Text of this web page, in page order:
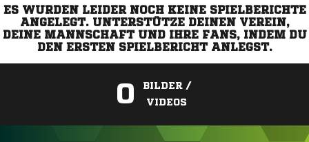
ES WURDEN LEIDER NOCH KEINE SPIELBERICHTE
ANGELEGT. UNTERSTÜTZE DEINEN VEREIN,
DEINE MANNSCHAFT UND IHRE FANS, INDEM DU
DEN ERSTEN SPIELBERICHT ANLEGST.
0
BILDER /
VIDEOS